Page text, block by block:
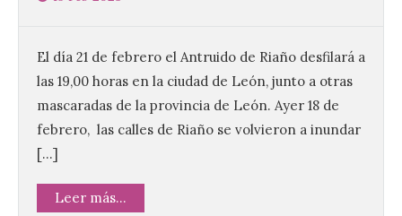
El día 21 de febrero el Antruido de Riaño desfilará a
las 19,00 horas en la ciudad de León, junto a otras
mascaradas de la provincia de León. Ayer 18 de
febrero, las calles de Riaño se volvieron a inundar
[…]
Leer más...